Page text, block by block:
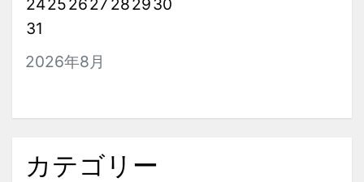
2026年8月
31
カテゴリー